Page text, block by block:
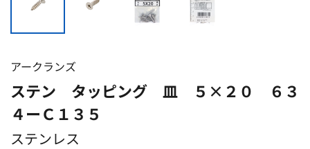
アークランズ
ステン タッピング 皿 ５×２０ ６３
４ーＣ１３５
ステンレス